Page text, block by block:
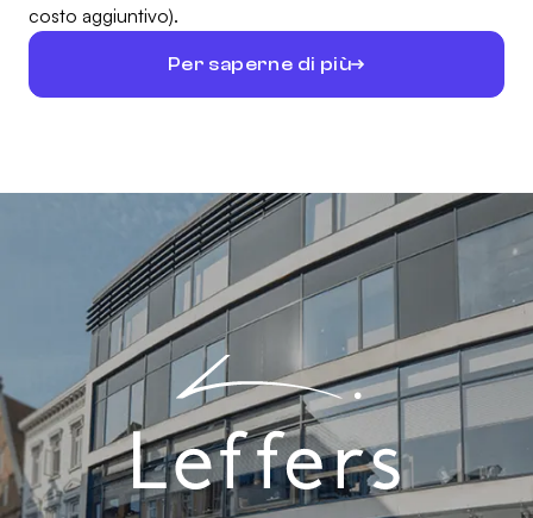
costo aggiuntivo).
Per saperne di più